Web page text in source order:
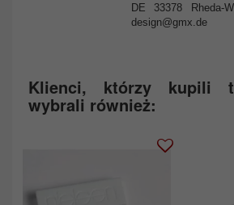
DE 33378 Rheda-
design@gmx.de
Klienci, którzy kupili
wybrali również: